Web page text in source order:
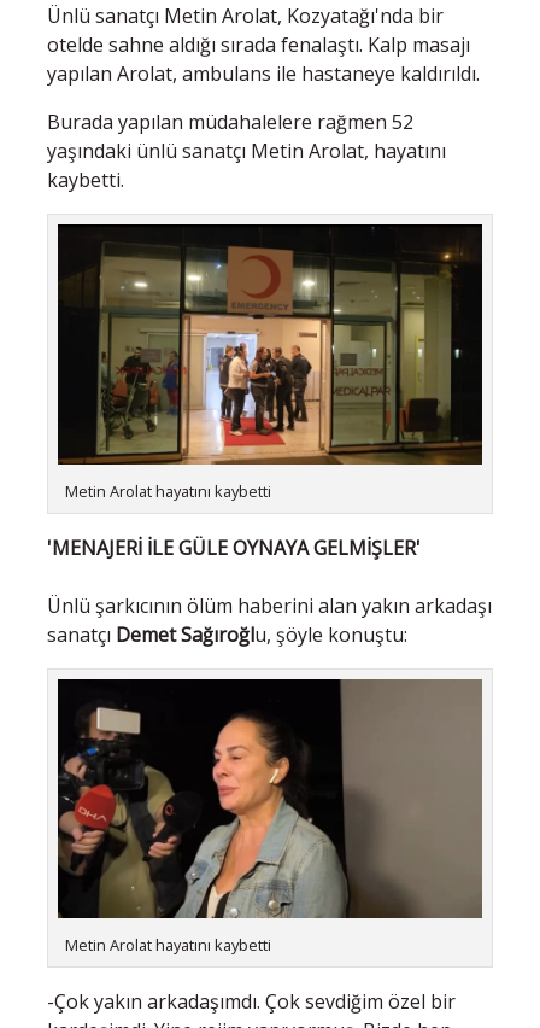
Ünlü sanatçı Metin Arolat, Kozyatağı'nda bir
otelde sahne aldığı sırada fenalaştı. Kalp masajı
yapılan Arolat, ambulans ile hastaneye kaldırıldı.
Burada yapılan müdahalelere rağmen 52
yaşındaki ünlü sanatçı Metin Arolat, hayatını
kaybetti.
Metin Arolat hayatını kaybetti
'MENAJERİ İLE GÜLE OYNAYA GELMİŞLER'
Ünlü şarkıcının ölüm haberini alan yakın arkadaşı
sanatçı Demet Sağıroğlu, şöyle konuştu:
Metin Arolat hayatını kaybetti
-Çok yakın arkadaşımdı. Çok sevdiğim özel bir